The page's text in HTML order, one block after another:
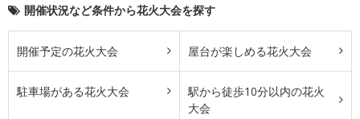
開催状況など条件から花火大会を探す
開催予定の花火大会 屋台が楽しめる花火大会
駐車場がある花火大会
駅から徒歩10分以内の花火
大会